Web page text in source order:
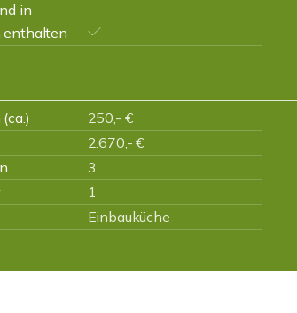
in
enthalten
250,- €
2.670,- €
3
1
Einbauküche